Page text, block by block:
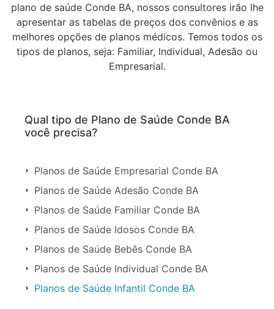
plano de saúde Conde BA, nossos consultores irão lhe
apresentar as tabelas de preços dos convênios e as
melhores opções de planos médicos. Temos todos os
tipos de planos, seja: Familiar, Individual, Adesão ou
Empresarial.
Qual tipo de Plano de Saúde Conde BA
você precisa?
Planos de Saúde Empresarial Conde BA
Planos de Saúde Adesão Conde BA
Planos de Saúde Familiar Conde BA
Planos de Saúde Idosos Conde BA
Planos de Saúde Bebês Conde BA
Planos de Saúde Individual Conde BA
Planos de Saúde Infantil Conde BA